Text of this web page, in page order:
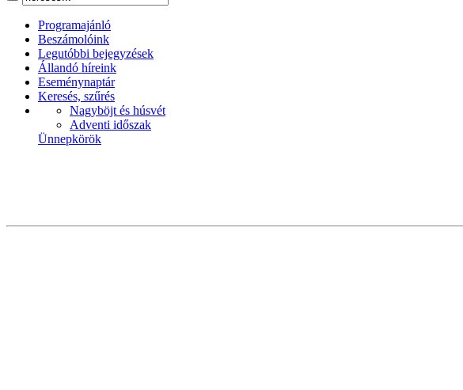
Programajánló
Beszámolóink
Legutóbbi bejegyzések
Állandó híreink
Eseménynaptár
Keresés, szűrés
Nagyböjt és húsvét
Adventi időszak
Ünnepkörök